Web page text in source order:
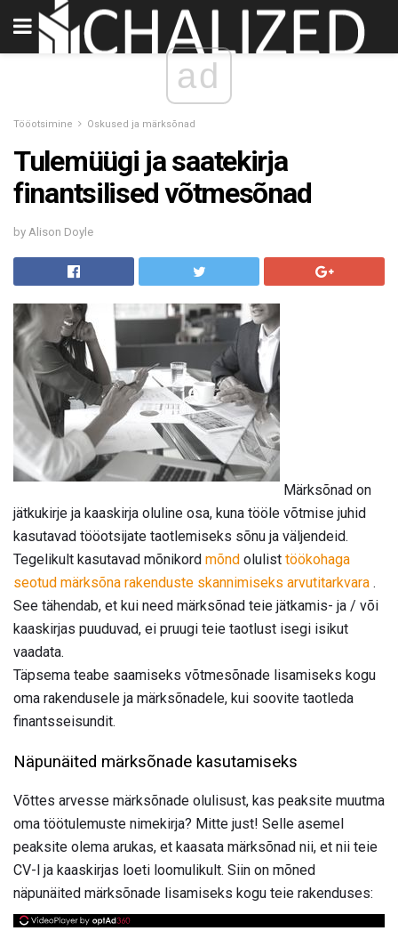
ad
Tööotsimine Oskused ja märksõnad
Tulemüügi ja saatekirja
finantsilised võtmesõnad
by Alison Doyle
Märksõnad on
jätkukirje ja kaaskirja oluline osa, kuna tööle võtmise juhid
kasutavad tööotsijate taotlemiseks sõnu ja väljendeid.
Tegelikult kasutavad mõnikord mõnd olulist töökohaga
seotud märksõna rakenduste skannimiseks arvutitarkvara .
See tähendab, et kui need märksõnad teie jätkamis- ja / või
kaaskirjas puuduvad, ei pruugi teie taotlust isegi isikut
vaadata.
Täpsema teabe saamiseks võtmesõnade lisamiseks kogu
oma rakendusele ja märksõnadele, kui soovite taotleda
finantsseisundit.
Näpunäited märksõnade kasutamiseks
Võttes arvesse märksõnade olulisust, kas peaksite muutma
oma töötulemuste nimekirja? Mitte just! Selle asemel
peaksite olema arukas, et kaasata märksõnad nii, et nii teie
CV-l ja kaaskirjas loeti loomulikult. Siin on mõned
näpunäited märksõnade lisamiseks kogu teie rakenduses: